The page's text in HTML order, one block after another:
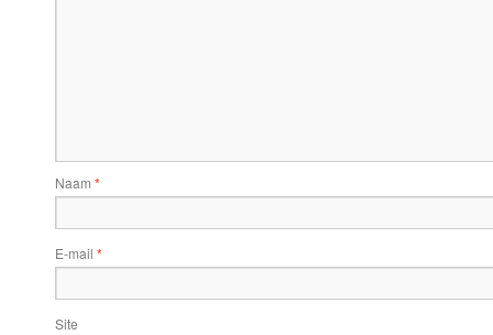
Naam *
E-mail *
Site